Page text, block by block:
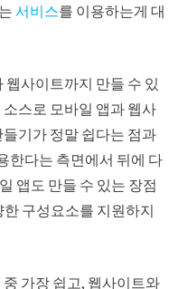
서비스를 이용하는게 대
웹사이트까지 만들 수 있
스로 모바일 앱과 웹사
기가 정말 쉽다는 점과
한다는 측면에서 뒤에 다
앱도 만들 수 있는 장점
구성요소를 지원하지
가장 쉽고, 웹사이트와